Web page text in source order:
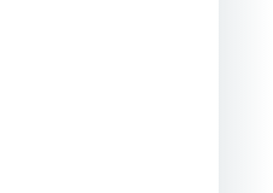
je bij aan deze
op de kern van
De HSN is
naar nieuwe
hart voor